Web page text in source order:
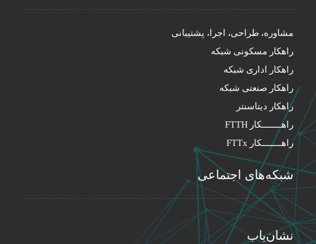
مشاوره، طراحی، اجرا، پشتیبانی
راهکار مسکونی شبکه
راهکار اداری شبکه
راهکار صنعتی شبکه
راهکار دیتاسنتر
راهـــــــکار FTTH
راهـــــــکار FTTx
شبکه‌های اجتماعی
نشان‌یاب